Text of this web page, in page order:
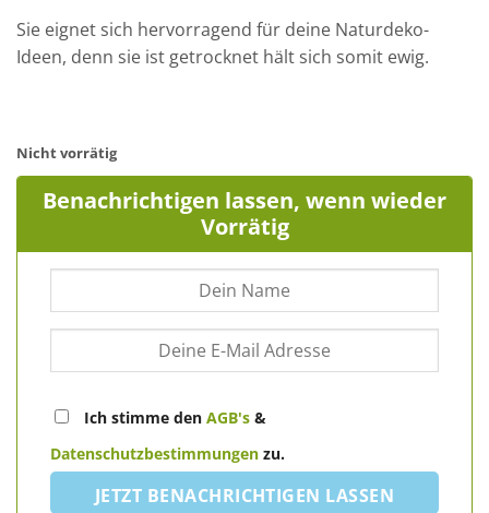
Sie eignet sich hervorragend für deine Naturdeko-
Ideen, denn sie ist getrocknet hält sich somit ewig.
Nicht vorrätig
Benachrichtigen lassen, wenn wieder
Vorrätig
Ich stimme den AGB's &
Datenschutzbestimmungen zu.
JETZT BENACHRICHTIGEN LASSEN